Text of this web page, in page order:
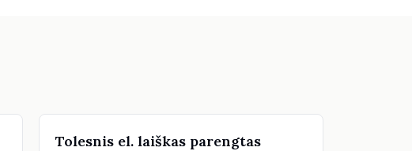
Tolesnis el. laiškas parengtas